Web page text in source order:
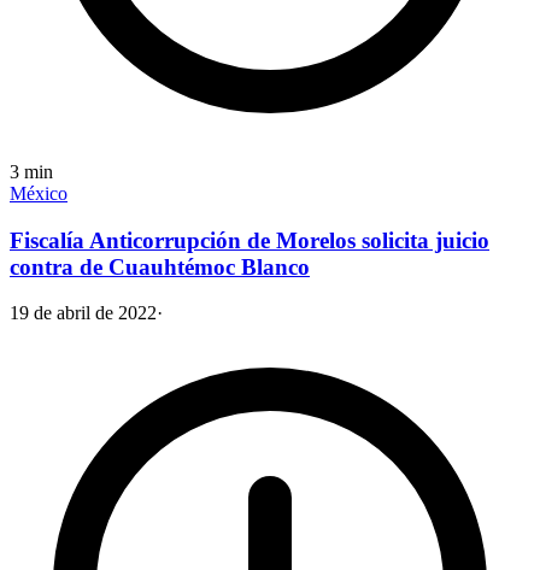
3 min
México
Fiscalía Anticorrupción de Morelos solicita juicio
contra de Cuauhtémoc Blanco
19 de abril de 2022·